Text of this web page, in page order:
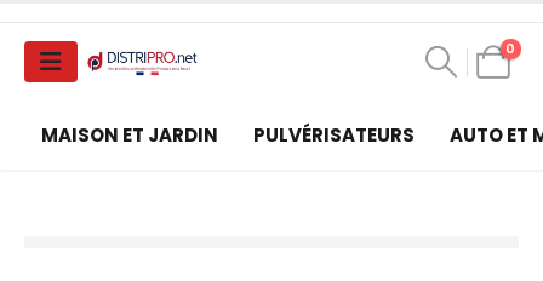
0
MAISON ET JARDIN PULVÉRISATEURS AUTO ET